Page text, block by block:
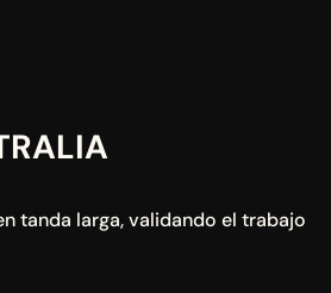
tanda larga, validando el trabajo